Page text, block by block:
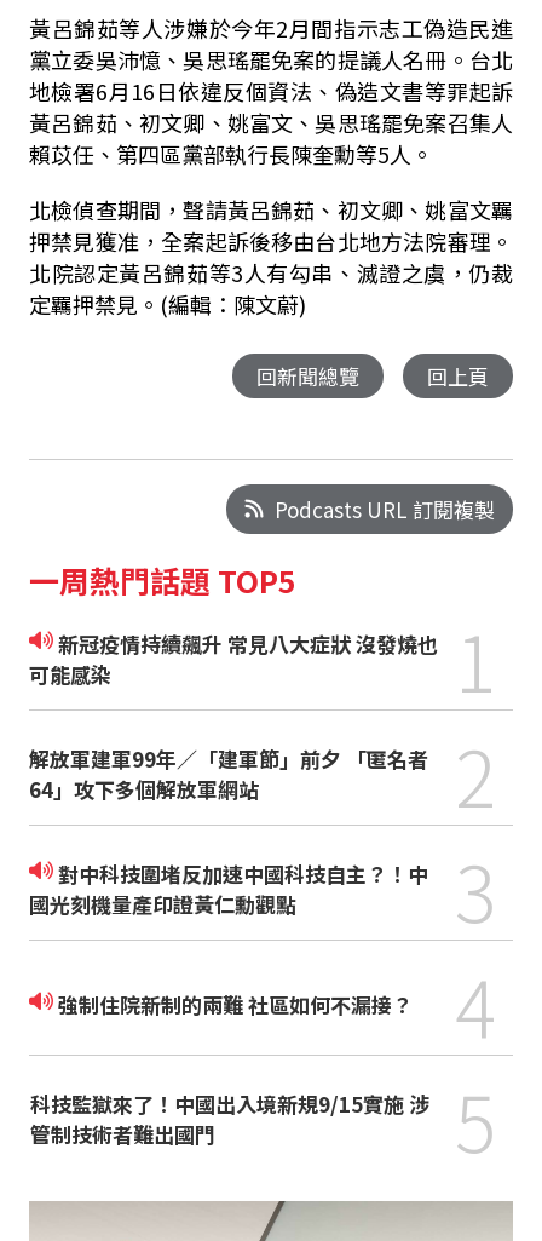
黃呂錦茹等人涉嫌於今年2月間指示志工偽造民進
黨立委吳沛憶、吳思瑤罷免案的提議人名冊。台北
地檢署6月16日依違反個資法、偽造文書等罪起訴
黃呂錦茹、初文卿、姚富文、吳思瑤罷免案召集人
賴苡任、第四區黨部執行長陳奎勳等5人。
北檢偵查期間，聲請黃呂錦茹、初文卿、姚富文羈
押禁見獲准，全案起訴後移由台北地方法院審理。
北院認定黃呂錦茹等3人有勾串、滅證之虞，仍裁
定羈押禁見。(編輯：陳文蔚)
回新聞總覽 回上頁
Podcasts URL 訂閱複製
一周熱門話題 TOP5
新冠疫情持續飆升 常見八大症狀 沒發燒也
可能感染
1
解放軍建軍99年／「建軍節」前夕 「匿名者
64」攻下多個解放軍網站
2
對中科技圍堵反加速中國科技自主？！中
國光刻機量產印證黃仁勳觀點
3
強制住院新制的兩難 社區如何不漏接？ 4
科技監獄來了！中國出入境新規9/15實施 涉
管制技術者難出國門
5